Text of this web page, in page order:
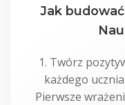
Jak
1. Twórz
każdego
Pierwsze